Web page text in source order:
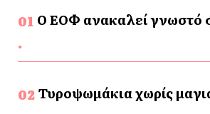
Ο ΕΟΦ ανακαλεί γνωστό
Τυροψωμάκια χωρίς